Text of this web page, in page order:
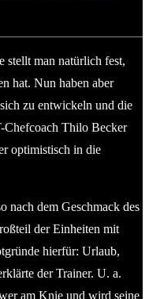
stellt man natürlich fest,
hat. Nun haben aber
zu entwickeln und die
Chefcoach Thilo Becker
optimistisch in die
nach dem Geschmack des
der Einheiten mit
hierfür: Urlaub,
der Trainer. U. a.
am Knie und wird seine